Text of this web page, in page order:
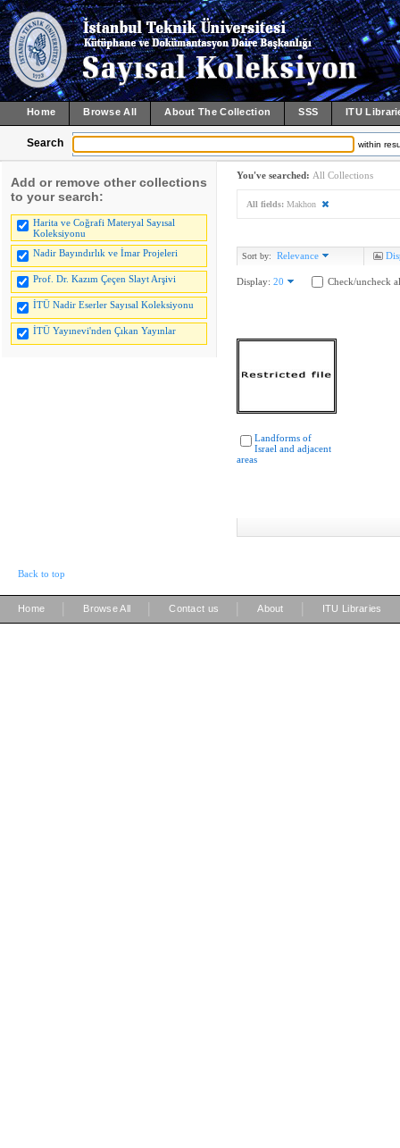
Home Browse All About The Collection SSS ITU
Search within
Add or remove other collections
to your search:
Harita ve Coğrafi Materyal Sayısal
Koleksiyonu
Nadir Bayındırlık ve İmar Projeleri
Prof. Dr. Kazım Çeçen Slayt Arşivi
İTÜ Nadir Eserler Sayısal Koleksiyonu
İTÜ Yayınevi'nden Çıkan Yayınlar
You've searched: All Collections
All fields: Makhon
Sort by: Relevance
Display: 20 Check/uncheck
Landforms of
Israel and adjacent
areas
Back to top
Home Browse All Contact us About ITU Libraries